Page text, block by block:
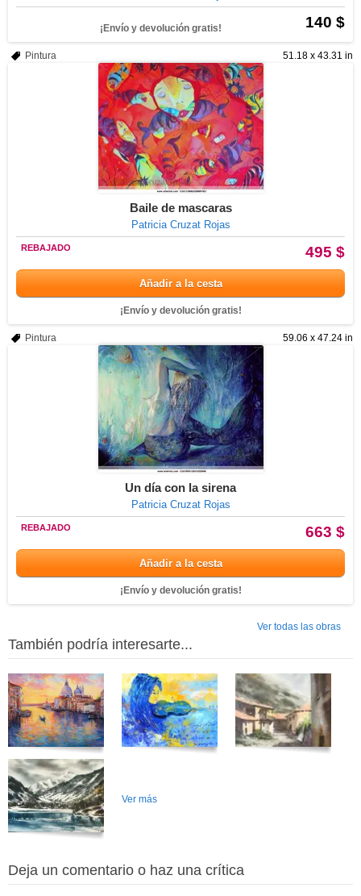
140 $
¡Envío y devolución gratis!
51.18 x 43.31 in
Pintura
Baile de mascaras
Patricia Cruzat Rojas
495 $
REBAJADO
Añadir a la cesta
¡Envío y devolución gratis!
59.06 x 47.24 in
Pintura
Un día con la sirena
Patricia Cruzat Rojas
663 $
REBAJADO
Añadir a la cesta
¡Envío y devolución gratis!
Ver todas las obras
También podría interesarte...
Ver más
Deja un comentario o haz una crítica